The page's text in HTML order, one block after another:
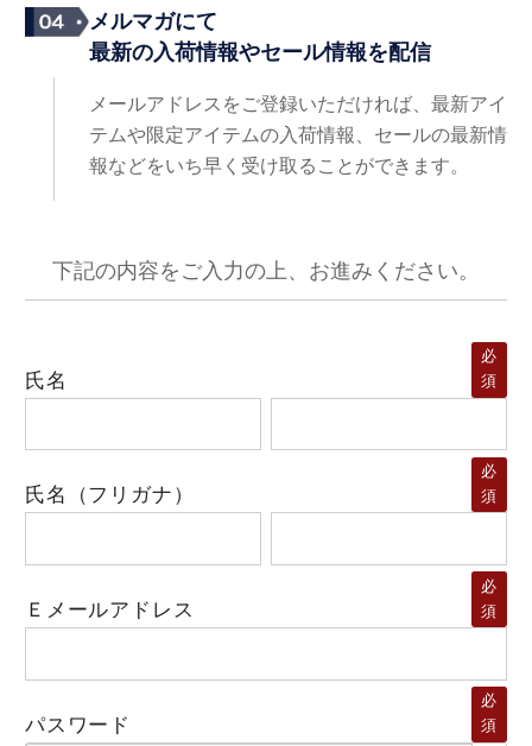
メルマガにて
最新の入荷情報やセール情報を配信
メールアドレスをご登録いただければ、最新アイ
テムや限定アイテムの入荷情報、セールの最新情
報などをいち早く受け取ることができます。
下記の内容をご入力の上、お進みください。
氏名
必
須
氏名（フリガナ）
必
須
Ｅメールアドレス
必
須
パスワード
必
須